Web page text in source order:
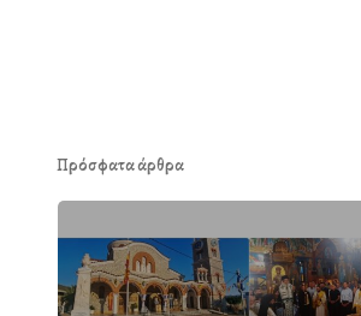
Πρόσφατα άρθρα